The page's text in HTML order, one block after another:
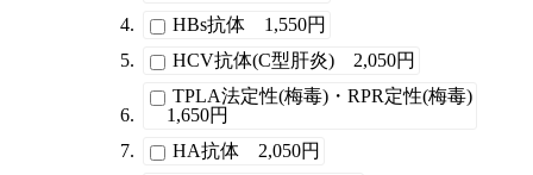
HBs抗体 1,550円
HCV抗体(C型肝炎) 2,050円
TPLA法定性(梅毒)・RPR定性(梅毒)
1,650円
HA抗体 2,050円